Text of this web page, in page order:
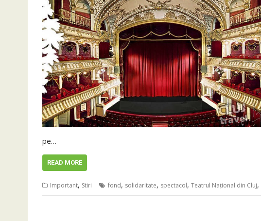
pe…
READ MORE
Important, Stiri fond, solidaritate, spectacol, Teatrul Național din Cluj,